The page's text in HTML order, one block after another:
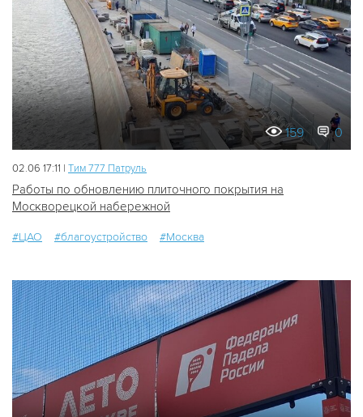
159 0
02.06 17:11 | Tим 777 Патруль
Работы по обновлению плиточного покрытия на
Москворецкой набережной
#ЦАО #благоустройство #Москва